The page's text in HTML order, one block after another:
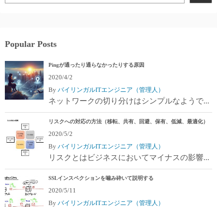
Popular Posts
Pingが通ったり通らなかったりする原因
2020/4/2
By バイリンガルITエンジニア（管理人）
ネットワークの切り分けはシンプルなようで...
リスクへの対応の方法（移転、共有、回避、保有、低減、最適化）
2020/5/2
By バイリンガルITエンジニア（管理人）
リスクとはビジネスにおいてマイナスの影響...
SSLインスペクションを噛み砕いて説明する
2020/5/11
By バイリンガルITエンジニア（管理人）